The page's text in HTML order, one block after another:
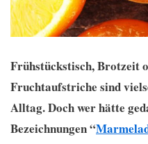
Frühstückstisch, Brotzeit
Fruchtaufstriche sind
Alltag. Doch wer hätte
Bezeichnungen “